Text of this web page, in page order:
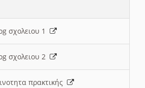
σχολειου 1
σχολειου 2
πρακτικής